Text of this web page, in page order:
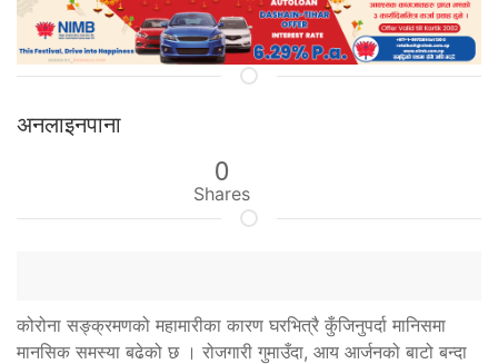
अनलाइनपाना
0
Shares
कोरोना सङ्क्रमणको महामारीका कारण घरभित्रै कुँजिनुपर्दा मानिसमा
मानसिक समस्या बढेको छ । रोजगारी गुमाउँदा, आय आर्जनको बाटो बन्दा